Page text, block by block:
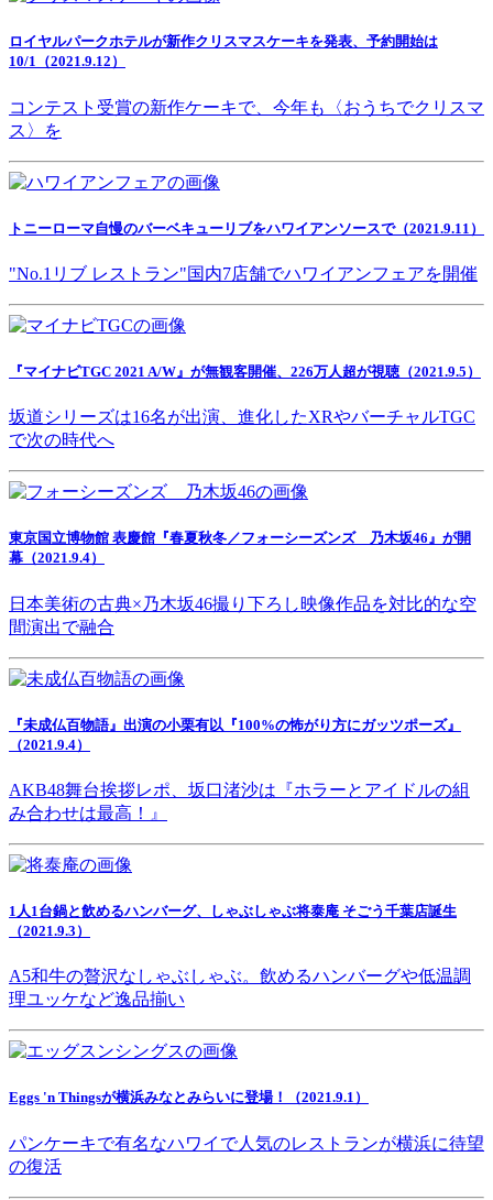
ロイヤルパークホテルが新作クリスマスケーキを発表、予約開始は
10/1（2021.9.12）
コンテスト受賞の新作ケーキで、今年も〈おうちでクリスマ
ス〉を
トニーローマ自慢のバーベキューリブをハワイアンソースで（2021.9.11）
"No.1リブ レストラン"国内7店舗でハワイアンフェアを開催
『マイナビTGC 2021 A/W』が無観客開催、226万人超が視聴（2021.9.5）
坂道シリーズは16名が出演、進化したXRやバーチャルTGC
で次の時代へ
東京国立博物館 表慶館『春夏秋冬／フォーシーズンズ 乃木坂46』が開
幕（2021.9.4）
日本美術の古典×乃木坂46撮り下ろし映像作品を対比的な空
間演出で融合
『未成仏百物語』出演の小栗有以『100%の怖がり方にガッツポーズ』
（2021.9.4）
AKB48舞台挨拶レポ、坂口渚沙は『ホラーとアイドルの組
み合わせは最高！』
1人1台鍋と飲めるハンバーグ、しゃぶしゃぶ将泰庵 そごう千葉店誕生
（2021.9.3）
A5和牛の贅沢なしゃぶしゃぶ。飲めるハンバーグや低温調
理ユッケなど逸品揃い
Eggs 'n Thingsが横浜みなとみらいに登場！（2021.9.1）
パンケーキで有名なハワイで人気のレストランが横浜に待望
の復活